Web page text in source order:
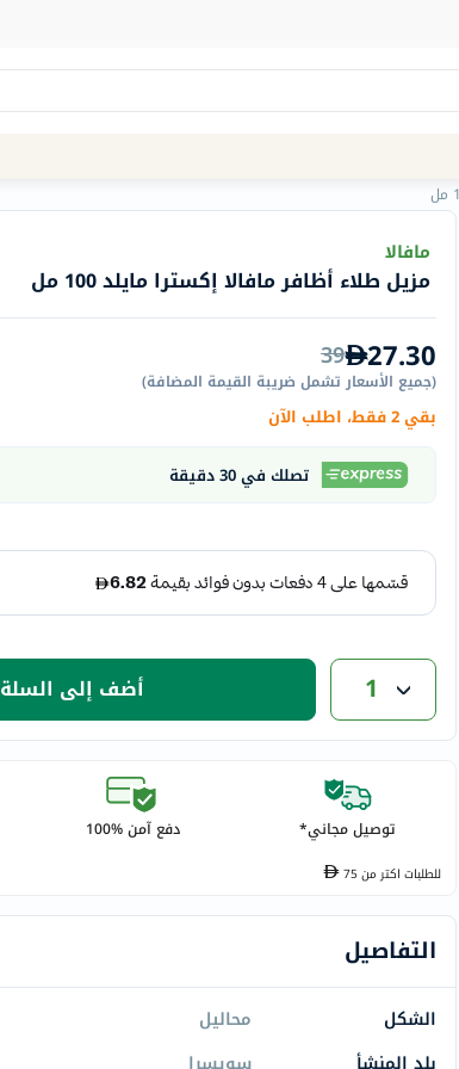
Navigation
الصيدلية
الماركات
Humantara
carroten
betadine
eucerin
vitabiotics
bioderma
vichy
acm
dymatize
medicube
country-
life
blueberry-
bepanthen
مافالا
مزيل طلاء أظافر مافالا إكسترا مايلد 100 مل
27.30
39
(جميع الأسعار تشمل ضريبة القيمة المضافة)
بقي 2 فقط، اطلب الآن
تصلك في 30 دقيقة
1 أضف إلى السلة
توصيل مجاني* دفع آمن %100
للطلبات اكتر من75
التفاصيل
الشكل
محاليل